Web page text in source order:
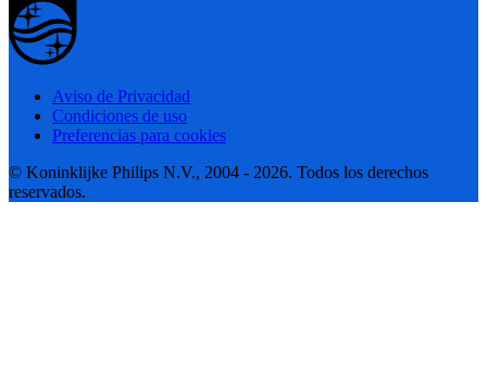
Aviso de Privacidad
Condiciones de uso
Preferencias para cookies
© Koninklijke Philips N.V., 2004 - 2026. Todos los derechos
reservados.